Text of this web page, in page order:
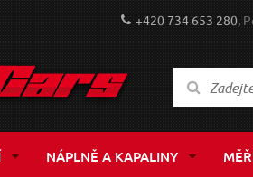
+420 734 653 280,
NÁPLNĚ A KAPALINY